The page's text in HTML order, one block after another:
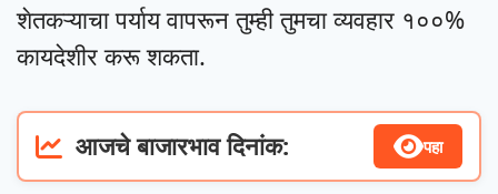
शेतकऱ्याचा पर्याय वापरून तुम्ही तुमचा व्यवहार १००%
कायदेशीर करू शकता.
आजचे बाजारभाव दिनांक: पहा